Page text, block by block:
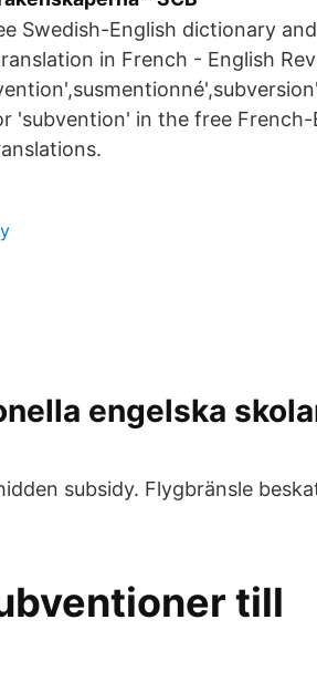
Swedish-English dictionary
in French - English
'subvention' in the free French-
engelska
subsidy. Flygbränsle
till